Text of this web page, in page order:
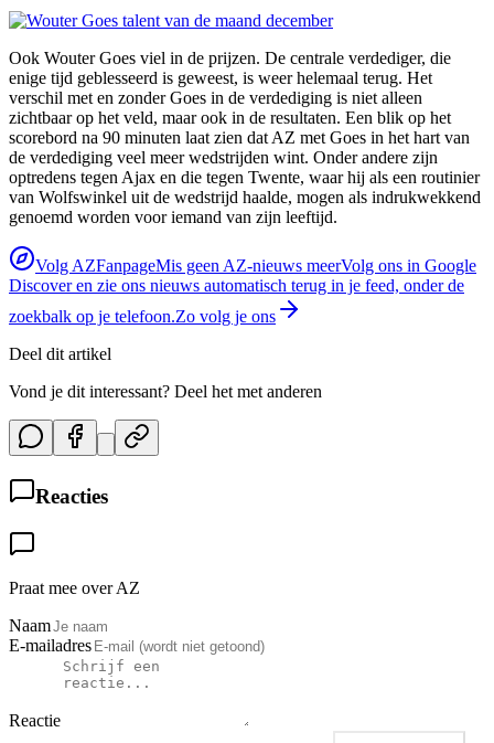
Ook Wouter Goes viel in de prijzen. De centrale verdediger, die
enige tijd geblesseerd is geweest, is weer helemaal terug. Het
verschil met en zonder Goes in de verdediging is niet alleen
zichtbaar op het veld, maar ook in de resultaten. Een blik op het
scorebord na 90 minuten laat zien dat AZ met Goes in het hart van
de verdediging veel meer wedstrijden wint. Onder andere zijn
optredens tegen Ajax en die tegen Twente, waar hij als een routinier
van Wolfswinkel uit de wedstrijd haalde, mogen als indrukwekkend
genoemd worden voor iemand van zijn leeftijd.
Volg AZFanpageMis geen AZ-nieuws meerVolg ons in Google
Discover en zie ons nieuws automatisch terug in je feed, onder de
zoekbalk op je telefoon.Zo volg je ons
Deel dit artikel
Vond je dit interessant? Deel het met anderen
Reacties
Praat mee over AZ
Naam
E-mailadres
Reactie